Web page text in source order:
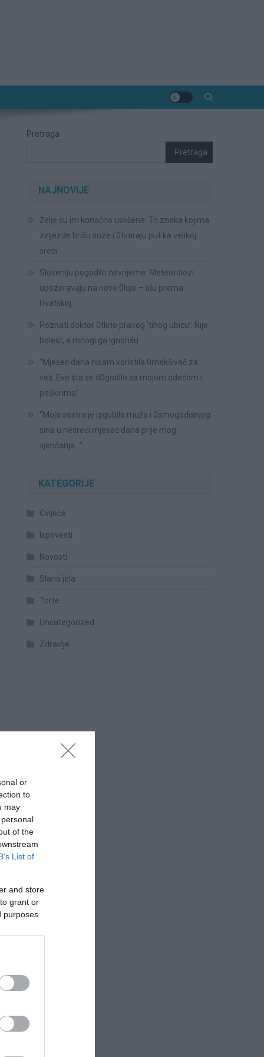
or
to
may
of the
List of
and store
grant or
purposes
Pretraga
Pretraga
NAJNOVIJE
Želje su im konačno uslišene: Tri znaka kojima
zvijezde brišu suze i 0tvaraju put ka velikoj
sreći
Sloveniju pogodilo nevrijeme: Meteorolozi
upozoravaju na nove 0luje – idu prema
Hvatskoj
Poznati doktor 0tkrio pravog ‘tihog ubicu’: Nije
bolest, a mnogi ga ignorišu
“Mjesec dana nisam koristila 0mekšivač za
veš. Evo šta se d0godilo sa mojom odećom i
peškirima”
“Moja sestra je izgubila muža i 0smogodišnjeg
sina u nesreći mjesec dana prije mog
vjenčanja…”
KATEGORIJE
Cvijeće
Ispovesti
Novosti
Slana jela
Torte
Uncategorized
Zdravlje